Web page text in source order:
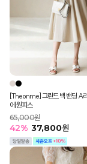
[Theonme] 그린드 백 밴딩 A
에 원피스
65,000원
42% 37,800원